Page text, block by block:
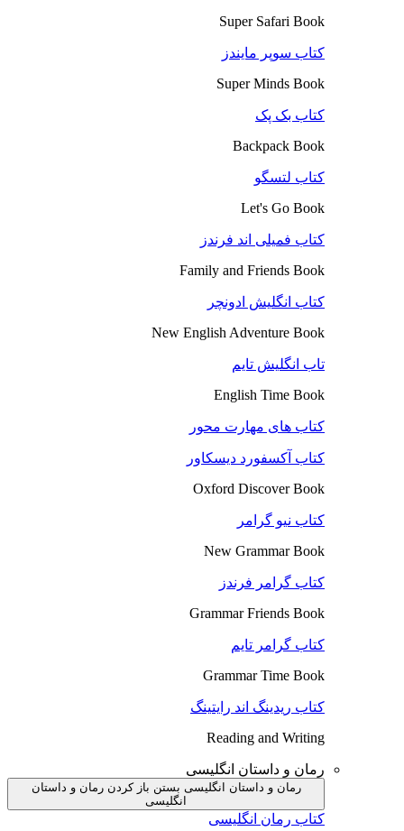
Super Safari Book
کتاب سوپر مایندز
Super Minds Book
کتاب بک پک
Backpack Book
کتاب لتسگو
Let's Go Book
کتاب فمیلی اند فرندز
Family and Friends Book
کتاب انگلیش ادونچر
New English Adventure Book
تاب انگلیش تایم
English Time Book
کتاب های مهارت محور
کتاب آکسفورد دیسکاور
Oxford Discover Book
کتاب نیو گرامر
New Grammar Book
کتاب گرامر فرندز
Grammar Friends Book
کتاب گرامر تایم
Grammar Time Book
کتاب ریدینگ اند رایتینگ
Reading and Writing
رمان و داستان انگلیسی
رمان و داستان انگلیسی بستن باز کردن رمان و داستان
انگلیسی
کتاب رمان انگلیسی